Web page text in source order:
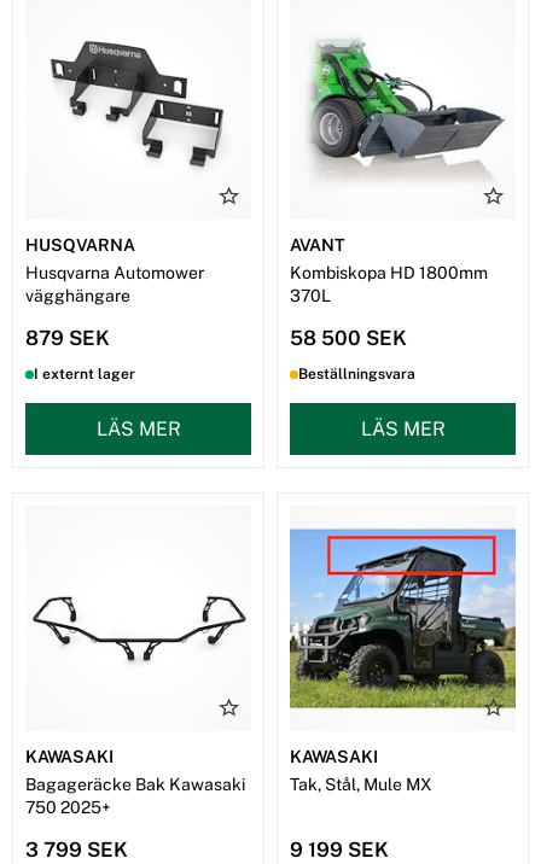
HUSQVARNA
Husqvarna Automower
vägghängare
879 SEK
I externt lager
LÄS MER
AVANT
Kombiskopa HD 1800mm
370L
58 500 SEK
Beställningsvara
LÄS MER
KAWASAKI
Bagageräcke Bak Kawasaki
750 2025+
3 799 SEK
KAWASAKI
Tak, Stål, Mule MX
9 199 SEK